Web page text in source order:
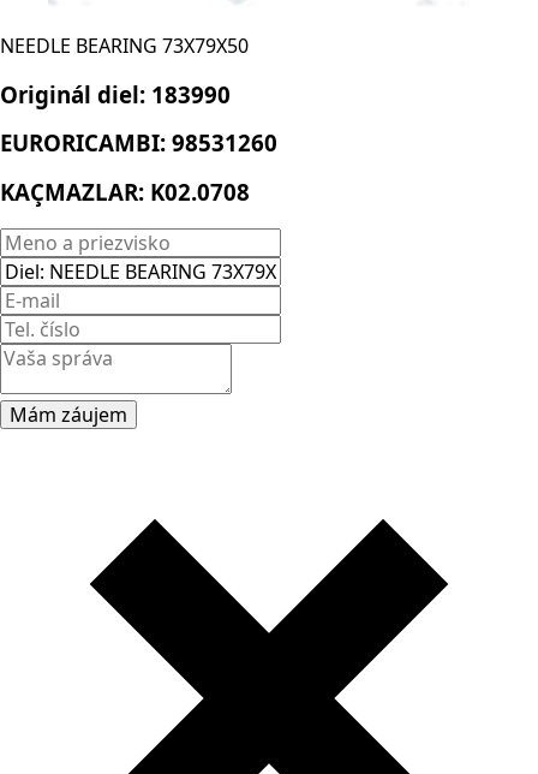
NEEDLE BEARING 73X79X50
Originál diel: 183990
EURORICAMBI: 98531260
KAÇMAZLAR: K02.0708
Mám záujem